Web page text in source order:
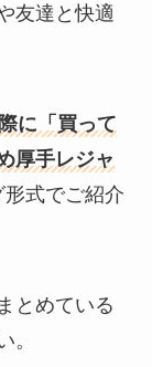
友達と快適
に「買って
厚手レジャ
式でご紹介
とめている
。